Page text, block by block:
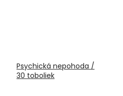
Psychická nepohoda /
30 toboliek